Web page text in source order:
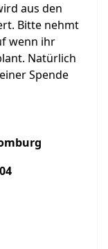
aus den
Bitte nehmt
wenn ihr
Natürlich
Spende